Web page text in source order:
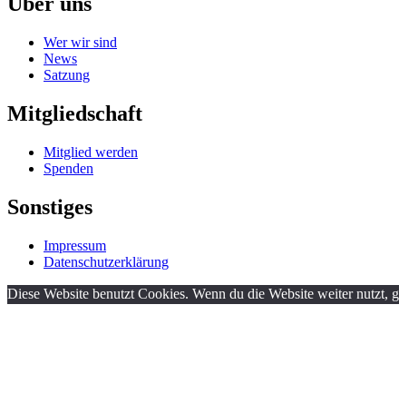
Wer wir sind
News
Satzung
Mitgliedschaft
Mitglied werden
Spenden
Sonstiges
Impressum
Datenschutzerklärung
Diese Website benutzt Cookies. Wenn du die Website weiter nutzt,